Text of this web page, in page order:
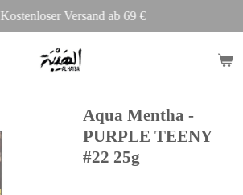
Kostenloser Versand ab 69 €
Aqua Mentha -
PURPLE TEENY
#22 25g